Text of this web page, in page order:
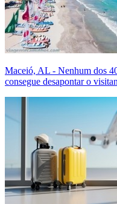
Maceió, AL - Nenhum dos
consegue desapontar o